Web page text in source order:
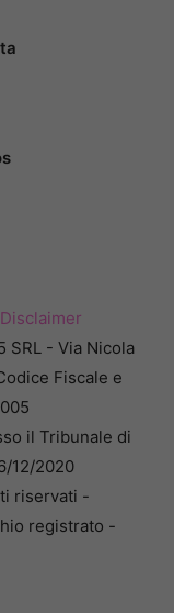
Disclaimer
SRL - Via Nicola
Fiscale e
il Tribunale di
12/2020
riservati -
registrato -